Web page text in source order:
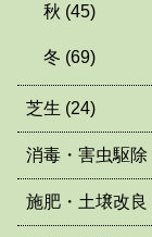
秋 (45)
冬 (69)
芝生 (24)
消毒・害虫駆除
施肥・土壌改良